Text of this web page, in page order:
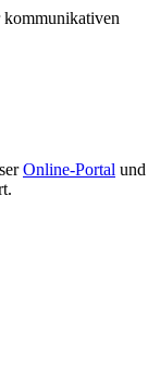
kommunikativen
Online-Portal und